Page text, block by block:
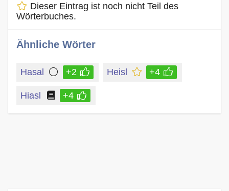
Dieser Eintrag ist noch nicht Teil des
Wörterbuches.
Ähnliche Wörter
Hasal +2 Heisl +4
Hiasl +4